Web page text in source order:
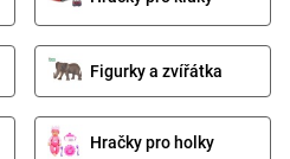
Figurky a zvířátka
Hračky pro holky